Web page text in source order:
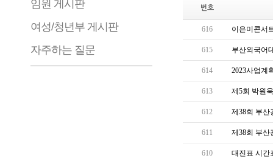
임원 게시판
여성/청년부 게시판
자주하는 질문
번호
616 이은미콘서
615 부산외국어
614 2023사업계
613 제5회 박원
612 제38회 부산
611 제38회 부산
610 대진표 시간